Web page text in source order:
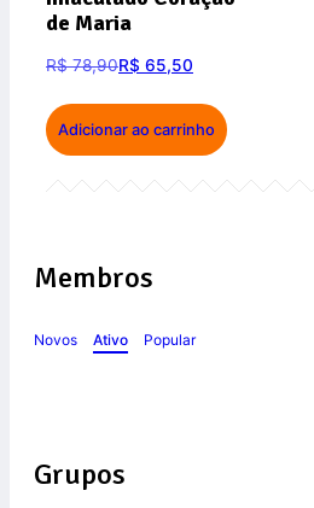
de Maria
R$78,90R$ 65,50
Adicionar ao carrinho
Membros
Novos Ativo Popular
Grupos